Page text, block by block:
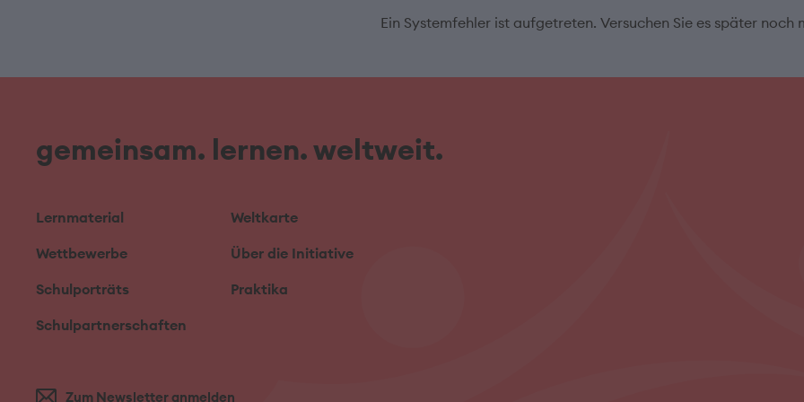
Ein Systemfehler ist aufgetreten. Versuchen Sie es später noch
gemeinsam. lernen. weltweit.
Lernmaterial
Wettbewerbe
Schulporträts
Schulpartnerschaften
Weltkarte
Über die Initiative
Praktika
Zum Newsletter anmelden